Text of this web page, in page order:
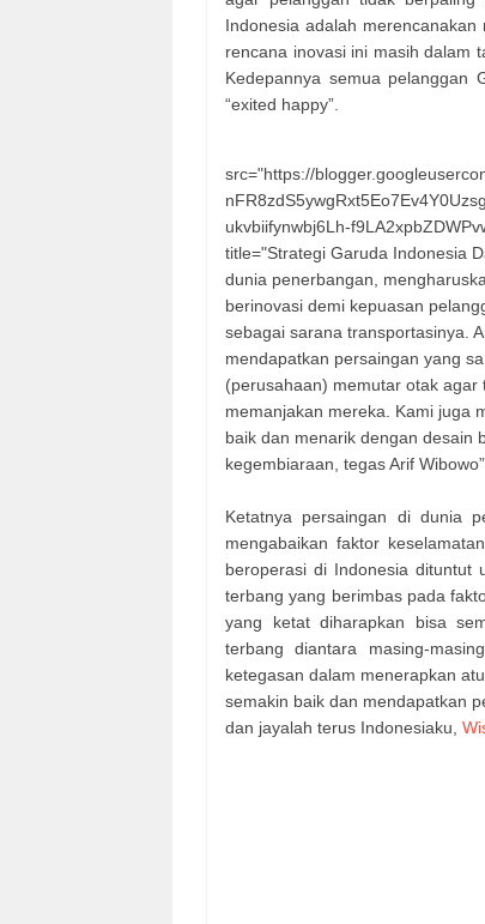
Indonesia adalah
rencana inovasi ini masih dalam
Kedepannya semua pelanggan
“exited happy”.
src="https://
ukvbiifynwbj6Lh-
title="Strategi Garuda Indonesia
dunia penerbangan,
berinovasi demi kepuasan
sebagai sarana transportasinya.
mendapatkan persaingan yang
(perusahaan) memutar otak
memanjakan mereka. Kami juga
baik dan menarik dengan desain
kegembiaraan, tegas Arif Wibowo”.
Ketatnya persaingan di dunia
mengabaikan faktor
beroperasi di Indonesia dituntut
terbang yang berimbas pada
yang ketat diharapkan bisa
terbang diantara masing-
ketegasan dalam menerapkan
semakin baik dan mendapatkan
dan jayalah terus Indonesiaku,